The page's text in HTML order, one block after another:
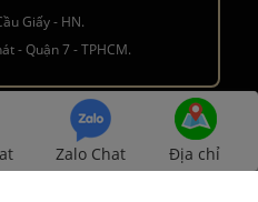
Zalo Chat Địa chỉ
Giấy - HN.
- Quận 7 - TPHCM.
. All rights reserved